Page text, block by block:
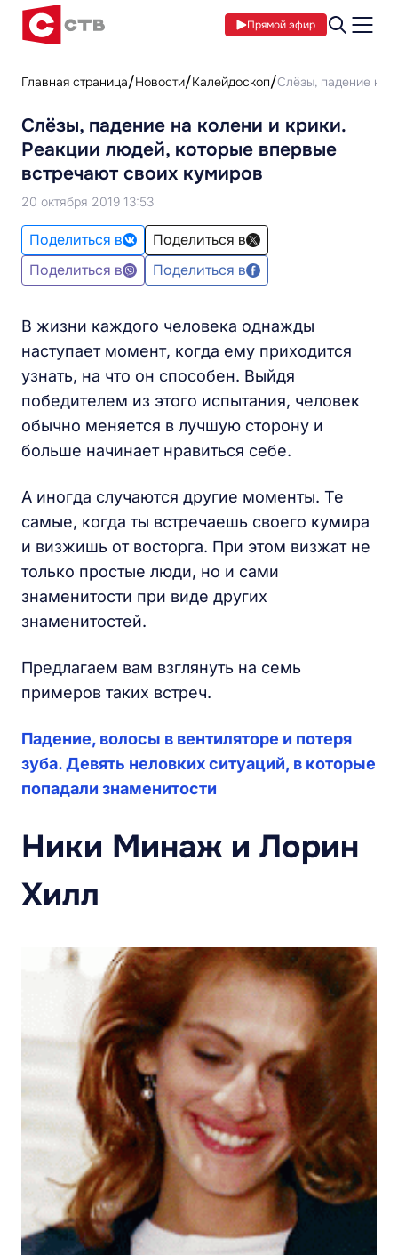
Прямой эфир
Главная страница Новости Калейдоскоп Слёзы, падение на
Слёзы, падение на колени и крики.
Реакции людей, которые впервые
встречают своих кумиров
20 октября 2019 13:53
Поделиться в
Поделиться в
Поделиться в
Поделиться в
В жизни каждого человека однажды
наступает момент, когда ему приходится
узнать, на что он способен. Выйдя
победителем из этого испытания, человек
обычно меняется в лучшую сторону и
больше начинает нравиться себе.
А иногда случаются другие моменты. Те
самые, когда ты встречаешь своего кумира
и визжишь от восторга. При этом визжат не
только простые люди, но и сами
знаменитости при виде других
знаменитостей.
Предлагаем вам взглянуть на семь
примеров таких встреч.
Падение, волосы в вентиляторе и потеря
зуба. Девять неловких ситуаций, в которые
попадали знаменитости
Ники Минаж и Лорин
Хилл